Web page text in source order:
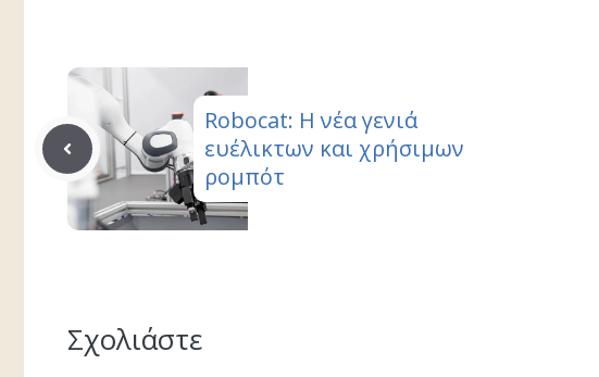
Robocat: Η νέα γενιά
ευέλικτων και χρήσιμων
ρομπότ
Σχολιάστε